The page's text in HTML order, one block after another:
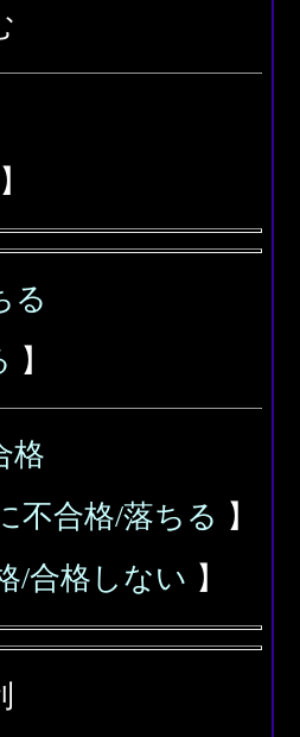
】
る
】
格
不合格/落ちる 】
/合格しない 】